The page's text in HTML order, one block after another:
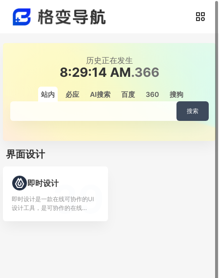
历史正在发生
8:29:14 AM.513
站内 必应 AI搜索 百度 360 搜狗
搜索
界面设计
即时设计
即时设计是一款在线可协作的UI
设计工具，是可协作的在线
39